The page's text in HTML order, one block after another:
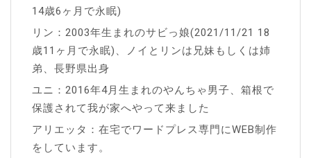
14歳6ヶ月で永眠)
リン：2003年生まれのサビっ娘(2021/11/21 18
歳11ヶ月で永眠)、ノイとリンは兄妹もしくは姉
弟、長野県出身
ユニ：2016年4月生まれのやんちゃ男子、箱根で
保護されて我が家へやって来ました
アリエッタ：在宅でワードプレス専門にWEB制作
をしています。